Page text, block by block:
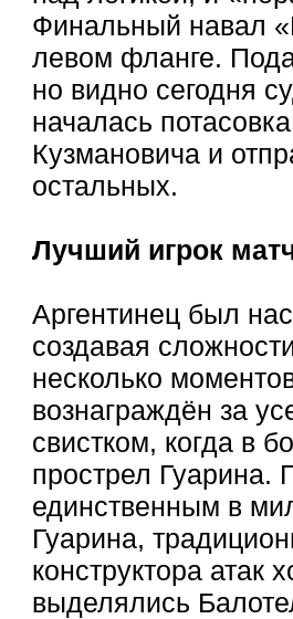
Финальный навал
левом фланге.
но видно сегодня
началась
Кузмановича и
остальных.
Лучший игрок
Аргентинец был
создавая
несколько
вознаграждён за
свистком, когда в
прострел Гуарина.
единственным в
Гуарина,
конструктора атак
выделялись